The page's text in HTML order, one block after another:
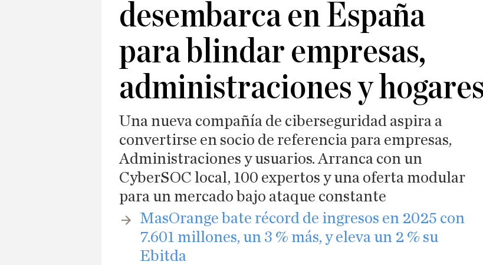
desembarca en España
para blindar empresas,
administraciones y hogares
Una nueva compañía de ciberseguridad aspira a
convertirse en socio de referencia para empresas,
Administraciones y usuarios. Arranca con un
CyberSOC local, 100 expertos y una oferta modular
para un mercado bajo ataque constante
​MasOrange bate récord de ingresos en 2025 con
7.601 millones, un 3 % más, y eleva un 2 % su
Ebitda